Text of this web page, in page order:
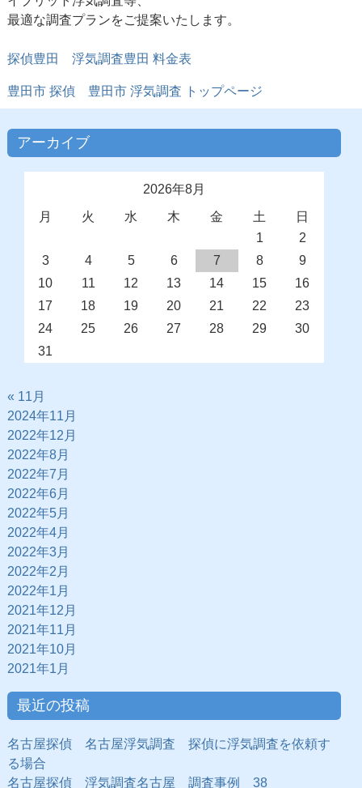
最適な調査プランをご提案いたします。
探偵豊田 浮気調査豊田 料金表
豊田市 探偵 豊田市 浮気調査 トップページ
アーカイブ
2026年8月
月
火 水 木 金 土
日
1
2
3
4 5 6 7 8
9
10
11 12 13 14 15
16
17
18 19 20 21 22
23
24
25 26 27 28 29
30
31
« 11月
2024年11月
2022年12月
2022年8月
2022年7月
2022年6月
2022年5月
2022年4月
2022年3月
2022年2月
2022年1月
2021年12月
2021年11月
2021年10月
2021年1月
最近の投稿
名古屋探偵 名古屋浮気調査 探偵に浮気調査を依頼す
る場合
名古屋探偵 浮気調査名古屋 調査事例 38